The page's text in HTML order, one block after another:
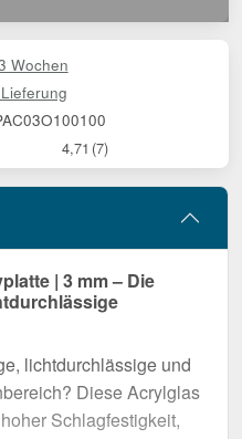
Wochen
4,71 (7)
| 3 mm – Die
lichtdurchlässige und
Diese Acrylglas
Schlagfestigkeit,